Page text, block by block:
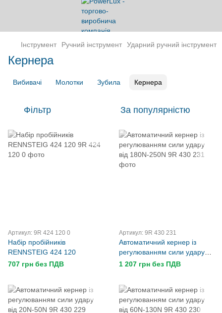
Інструмент Ручний інструмент Ударний ручний інструмент
Кернера
Вибивачі Молотки Зубила Кернера
Фільтр За популярністю
Артикул: 9R 424 120 0
Набір пробійників
RENNSTEIG 424 120
707 грн без ПДВ
Артикул: 9R 430 231
Автоматичний кернер із
регулюванням сили удару
від 180N-250N
1 207 грн без ПДВ